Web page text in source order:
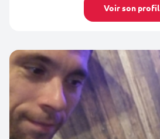
Voir son profil